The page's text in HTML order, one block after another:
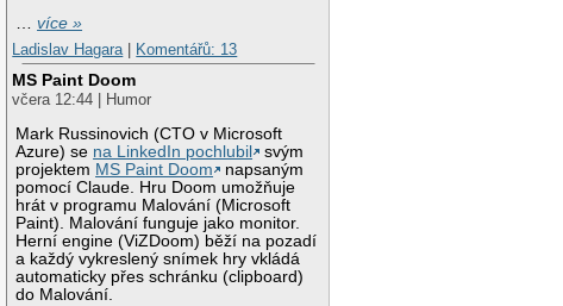
…více »
Ladislav Hagara
Komentářů: 13
MS Paint Doom
včera 12:44 | Humor
Mark Russinovich (CTO v Microsoft
Azure) se na LinkedIn pochlubil
svým
projektem MS Paint Doom
napsaným
pomocí Claude. Hru Doom umožňuje
hrát v programu Malování (Microsoft
Paint). Malování funguje jako monitor.
Herní engine (ViZDoom) běží na pozadí
a každý vykreslený snímek hry vkládá
automaticky přes schránku (clipboard)
do Malování.